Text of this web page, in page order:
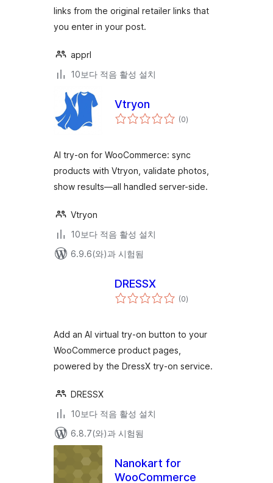
links from the original retailer links that
you enter in your post.
apprl
10보다 적음 활성 설치
Vtryon
(0전
체)
AI try-on for WooCommerce: sync
products with Vtryon, validate photos,
show results—all handled server-side.
Vtryon
10보다 적음 활성 설치
6.9.6(와)과 시험됨
DRESSX
(0전
체)
Add an AI virtual try-on button to your
WooCommerce product pages,
powered by the DressX try-on service.
DRESSX
10보다 적음 활성 설치
6.8.7(와)과 시험됨
Nanokart for
WooCommerce